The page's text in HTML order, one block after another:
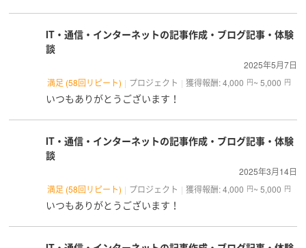
IT・通信・インターネットの記事作成・ブログ記事・体験
談
2025年5月7日
満足 (58回リピート)
プロジェクト 獲得報酬: 4,000 円~ 5,000 円
いつもありがとうございます！
IT・通信・インターネットの記事作成・ブログ記事・体験
談
2025年3月14日
満足 (58回リピート)
プロジェクト 獲得報酬: 4,000 円~ 5,000 円
いつもありがとうございます！